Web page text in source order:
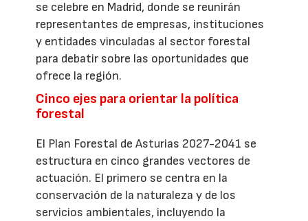
se celebre en Madrid, donde se reunirán
representantes de empresas, instituciones
y entidades vinculadas al sector forestal
para debatir sobre las oportunidades que
ofrece la región.
Cinco ejes para orientar la política
forestal
El Plan Forestal de Asturias 2027-2041 se
estructura en cinco grandes vectores de
actuación. El primero se centra en la
conservación de la naturaleza y de los
servicios ambientales, incluyendo la